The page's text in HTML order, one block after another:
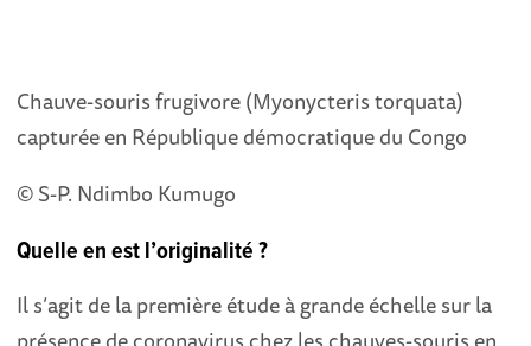
Chauve-souris frugivore (Myonycteris torquata)
capturée en République démocratique du Congo
© S-P. Ndimbo Kumugo
Quelle en est l’originalité ?
Il s’agit de la première étude à grande échelle sur la